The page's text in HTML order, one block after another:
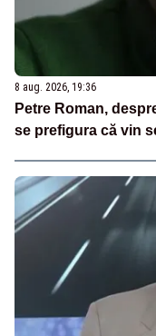
8 aug. 2026, 19:36
Petre Roman,
se prefigura că vin